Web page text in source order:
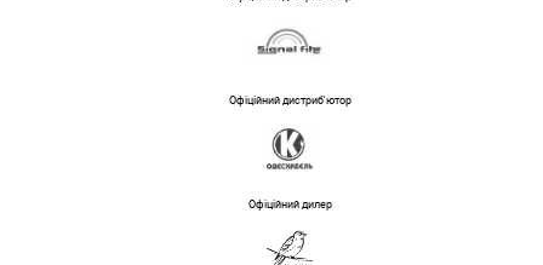
Офіційний дистриб'ютор
Офіційний дилер